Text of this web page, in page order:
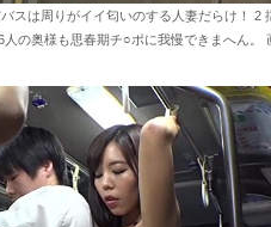
スは周りがイイ匂いのする人妻だらけ！ 2
の奥様も思春期チ○ポに我慢できまへん。